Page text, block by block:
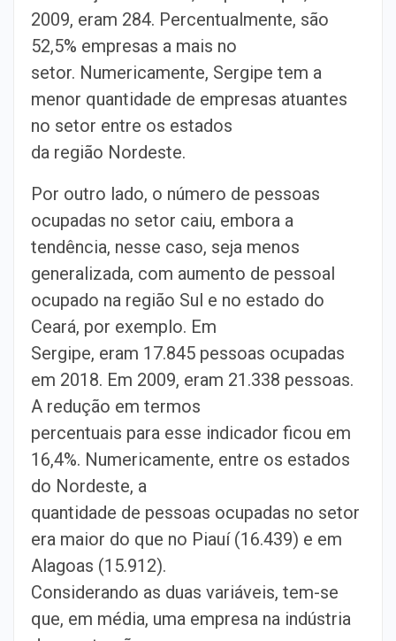
2009, eram 284. Percentualmente, são
52,5% empresas a mais no
setor. Numericamente, Sergipe tem a
menor quantidade de empresas atuantes
no setor entre os estados
da região Nordeste.
Por outro lado, o número de pessoas
ocupadas no setor caiu, embora a
tendência, nesse caso, seja menos
generalizada, com aumento de pessoal
ocupado na região Sul e no estado do
Ceará, por exemplo. Em
Sergipe, eram 17.845 pessoas ocupadas
em 2018. Em 2009, eram 21.338 pessoas.
A redução em termos
percentuais para esse indicador ficou em
16,4%. Numericamente, entre os estados
do Nordeste, a
quantidade de pessoas ocupadas no setor
era maior do que no Piauí (16.439) e em
Alagoas (15.912).
Considerando as duas variáveis, tem-se
que, em média, uma empresa na indústria